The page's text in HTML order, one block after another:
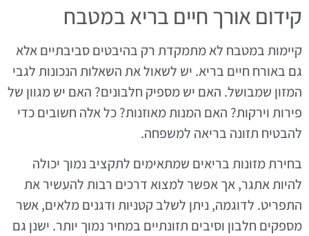
קידום אורך חיים בריא במטבח
קיימות במטבח לא מתמקדת רק בהיבטים סביבתיים אלא
גם באורח חיים בריא. יש לשאול את השאלות הנכונות לגבי
המזון שמבושל. האם יש מספיק חלבונים? האם יש מגוון של
פירות וירקות? האם המנות מאוזנות? כל אלה חשובים כדי
להבטיח תזונה בריאה למשפחה.
בחירת מזונות בריאים שמתאימים לתקציב נמוך יכולה
להיות אתגר, אך אפשר למצוא דרכים רבות להעשיר את
התפריט. לדוגמה, ניתן לשלב קטניות ודגנים מלאים, אשר
מספקים חלבון וסיבים תזונתיים במחיר נמוך יותר. ישנן גם